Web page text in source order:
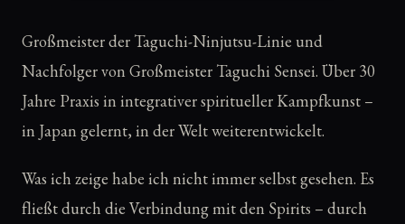
Großmeister der Taguchi-Ninjutsu-Linie und
Nachfolger von Großmeister Taguchi Sensei. Über 30
Jahre Praxis in integrativer spiritueller Kampfkunst –
in Japan gelernt, in der Welt weiterentwickelt.
Was ich zeige habe ich nicht immer selbst gesehen. Es
fließt durch die Verbindung mit den Spirits – durch